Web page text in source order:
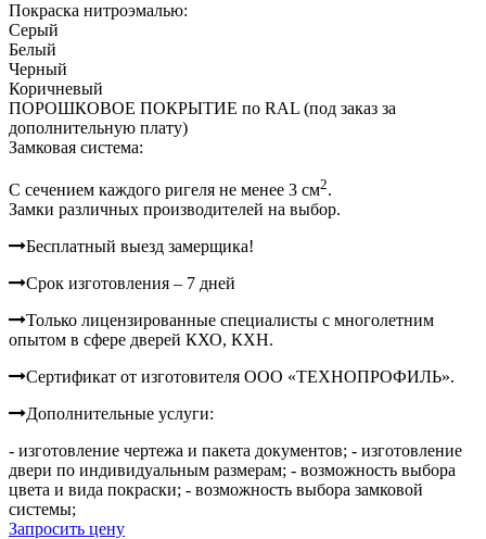
Покраска нитроэмалью:
Серый
Белый
Черный
Коричневый
ПОРОШКОВОЕ ПОКРЫТИЕ по RAL (под заказ за
дополнительную плату)
Замковая система:
C сечением каждого ригеля не менее 3 см2.
Замки различных производителей на выбор.
Бесплатный выезд замерщика!
Срок изготовления – 7 дней
Только лицензированные специалисты с многолетним
опытом в сфере дверей КХО, КХН.
Сертификат от изготовителя ООО «ТЕХНОПРОФИЛЬ».
Дополнительные услуги:
- изготовление чертежа и пакета документов; - изготовление
двери по индивидуальным размерам; - возможность выбора
цвета и вида покраски; - возможность выбора замковой
системы;
Запросить цену